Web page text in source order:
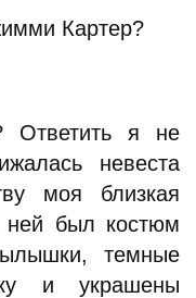
Картер?
я не
невеста
моя близкая
был костюм
темные
и украшены